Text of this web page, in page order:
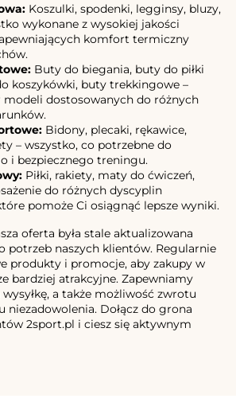
Koszulki, spodenki, legginsy, bluzy,
wykonane z wysokiej jakości
komfort termiczny
Buty do biegania, buty do piłki
koszykówki, buty trekkingowe –
modeli dostosowanych do różnych
Bidony, plecaki, rękawice,
– wszystko, co potrzebne do
i bezpiecznego treningu.
Piłki, rakiety, maty do ćwiczeń,
do różnych dyscyplin
pomoże Ci osiągnąć lepsze wyniki.
oferta była stale aktualizowana
potrzeb naszych klientów. Regularnie
produkty i promocje, aby zakupy w
bardziej atrakcyjne. Zapewniamy
a także możliwość zwrotu
niezadowolenia. Dołącz do grona
2sport.pl i ciesz się aktywnym